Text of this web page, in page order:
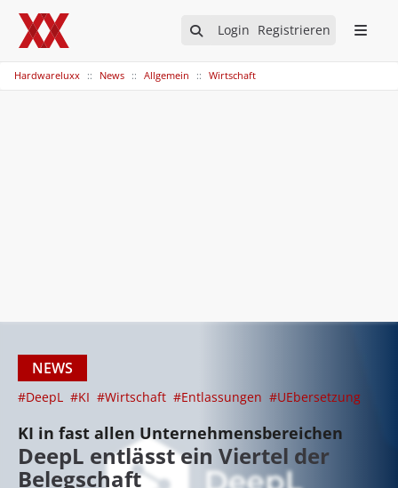
Login Registrieren
Hardwareluxx News Allgemein Wirtschaft
NEWS
#DeepL #KI #Wirtschaft #Entlassungen #UEbersetzung
KI in fast allen Unternehmensbereichen
DeepL entlässt ein Viertel der
Belegschaft